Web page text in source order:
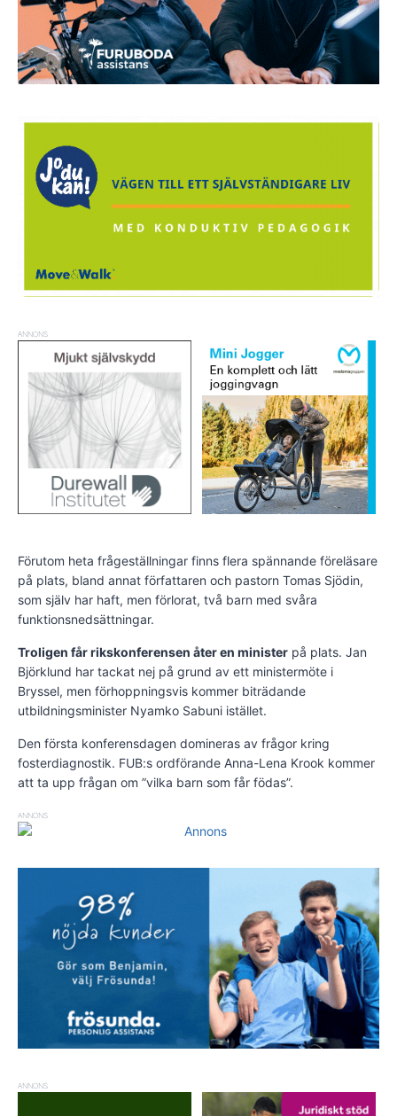
ANNONS
Förutom heta frågeställningar finns flera spännande föreläsare
på plats, bland annat författaren och pastorn Tomas Sjödin,
som själv har haft, men förlorat, två barn med svåra
funktionsnedsättningar.
Troligen får rikskonferensen åter en minister på plats. Jan
Björklund har tackat nej på grund av ett ministermöte i
Bryssel, men förhoppningsvis kommer biträdande
utbildningsminister Nyamko Sabuni istället.
Den första konferensdagen domineras av frågor kring
fosterdiagnostik. FUB:s ordförande Anna-Lena Krook kommer
att ta upp frågan om ”vilka barn som får födas”.
ANNONS
ANNONS